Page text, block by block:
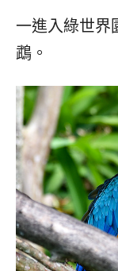
一進入綠世界
鵡。